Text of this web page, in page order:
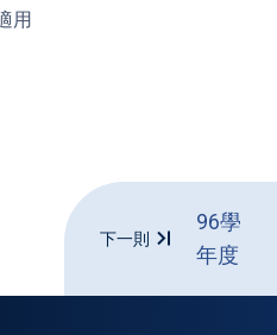
用
下一則
96學
年度